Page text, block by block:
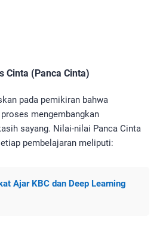
Cinta (Panca Cinta)
pada pemikiran bahwa
mengembangkan
sayang. Nilai-nilai Panca Cinta
pembelajaran meliputi:
Ajar KBC dan Deep Learning